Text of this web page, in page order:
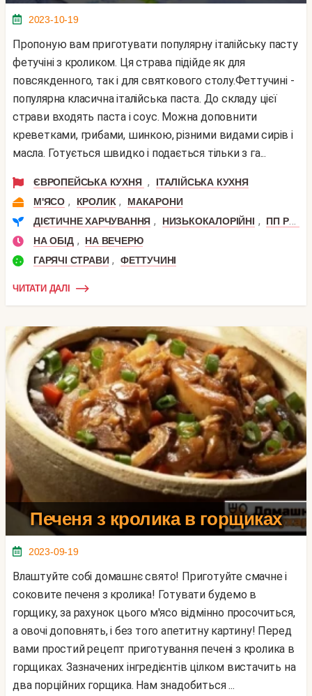
2023-10-19
Пропоную вам приготувати популярну італійську пасту
фетучіні з кроликом. Ця страва підійде як для
повсякденного, так і для святкового столу.Феттучині -
популярна класична італійська паста. До складу цієї
страви входять паста і соус. Можна доповнити
креветками, грибами, шинкою, різними видами сирів і
масла. Готується швидко і подається тільки з га...
ЄВРОПЕЙСЬКА КУХНЯ ,
ІТАЛІЙСЬКА КУХНЯ
М'ЯСО , КРОЛИК ,
МАКАРОНИ
ДІЄТИЧНЕ ХАРЧУВАННЯ , НИЗЬКОКАЛОРІЙНІ ,
ПП РЕЦЕПТИ
НА ОБІД ,
НА ВЕЧЕРЮ
ГАРЯЧІ СТРАВИ , ФЕТТУЧИНІ
ЧИТАТИ ДАЛІ
Печеня з кролика в горщиках
2023-09-19
Влаштуйте собі домашнє свято! Приготуйте смачне і
соковите печеня з кролика! Готувати будемо в
горщику, за рахунок цього м'ясо відмінно просочиться,
а овочі доповнять, і без того апетитну картину! Перед
вами простий рецепт приготування печені з кролика в
горщиках. Зазначених інгредієнтів цілком вистачить на
два порційних горщика. Нам знадобиться ...